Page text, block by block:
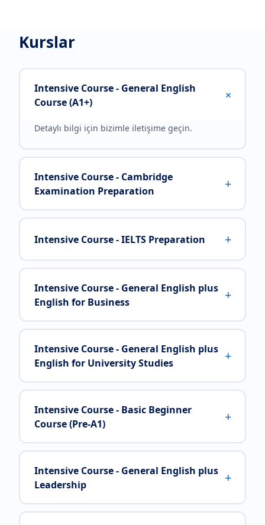
Kurslar
Intensive Course - General English
Course (A1+)
+
Detaylı bilgi için bizimle iletişime geçin.
Intensive Course - Cambridge
Examination Preparation
+
Intensive Course - IELTS Preparation +
Intensive Course - General English plus
English for Business
+
Intensive Course - General English plus
English for University Studies
+
Intensive Course - Basic Beginner
Course (Pre-A1)
+
Intensive Course - General English plus
Leadership
+